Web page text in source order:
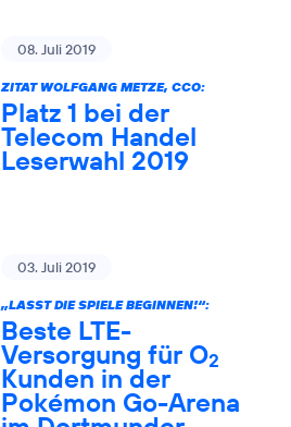
08. Juli 2019
ZITAT WOLFGANG METZE, CCO:
Platz 1 bei der
Telecom Handel
Leserwahl 2019
03. Juli 2019
„LASST DIE SPIELE BEGINNEN!“:
Beste LTE-
Versorgung für O2
Kunden in der
Pokémon Go-Arena